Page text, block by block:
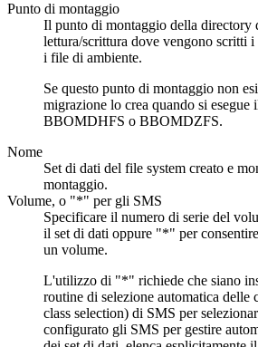
Punto di montaggio
Il punto di montaggio della directory
lettura/scrittura dove vengono scritti
i file di ambiente.
Se questo punto di montaggio non
migrazione lo crea quando si esegue
BBOMDHFS o BBOMDZFS.
Nome
Set di dati del file system creato e
montaggio.
Volume, o "*" per gli SMS
Specificare il numero di serie del
il set di dati oppure "*" per
un volume.
L'utilizzo di "*" richiede che siano
routine di selezione automatica delle
class selection) di SMS per
configurato gli SMS per gestire